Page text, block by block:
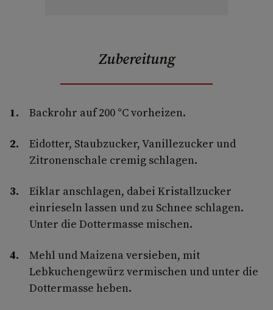
Zubereitung
Backrohr auf 200 °C vorheizen.
Eidotter, Staubzucker, Vanillezucker und
Zitronenschale cremig schlagen.
Eiklar anschlagen, dabei Kristallzucker
einrieseln lassen und zu Schnee schlagen.
Unter die Dottermasse mischen.
Mehl und Maizena versieben, mit
Lebkuchengewürz vermischen und unter die
Dottermasse heben.